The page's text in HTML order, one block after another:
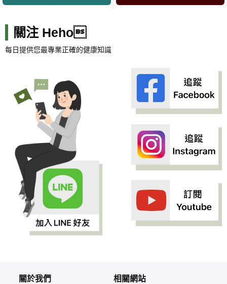
關注 Heho
每日提供您最專業正確的健康知識
關於我們 相關網站